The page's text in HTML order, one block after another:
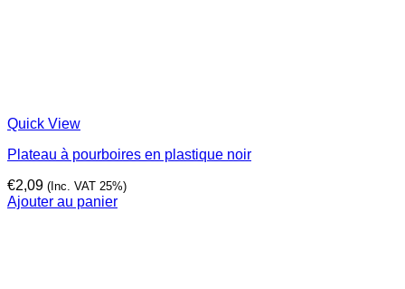
Quick View
Plateau à pourboires en plastique noir
€2,09 (Inc. VAT 25%)
Ajouter au panier